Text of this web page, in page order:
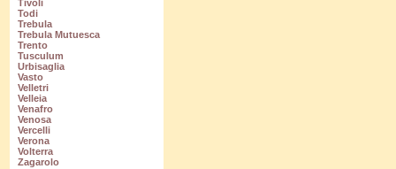
Tivoli
Todi
Trebula
Trebula Mutuesca
Trento
Tusculum
Urbisaglia
Vasto
Velletri
Velleia
Venafro
Venosa
Vercelli
Verona
Volterra
Zagarolo